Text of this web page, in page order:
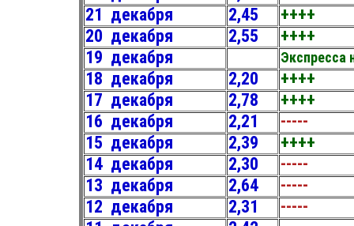
21 декабря
2,45
++++
20 декабря
2,55
++++
19 декабря
Экспресса
18 декабря 2,20
++++
17 декабря
2,78
++++
16 декабря
2,21
-----
15 декабря
2,39
++++
14 декабря
2,30
-----
13 декабря
2,64
-----
12 декабря
2,31
-----